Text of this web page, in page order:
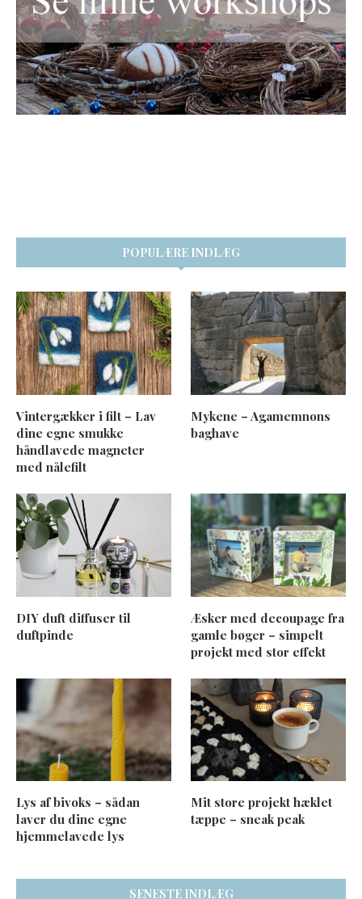
POPULÆRE INDLÆG
Vintergækker i filt – Lav
dine egne smukke
håndlavede magneter
med nålefilt
Mykene – Agamemnons
baghave
DIY duft diffuser til
duftpinde
Æsker med decoupage fra
gamle bøger – simpelt
projekt med stor effekt
Lys af bivoks – sådan
laver du dine egne
hjemmelavede lys
Mit store projekt hæklet
tæppe – sneak peak
SENESTE INDLÆG